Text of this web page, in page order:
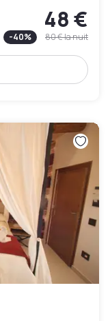
48 €
-40% 80 €la nuit